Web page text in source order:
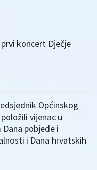
koncert Dječje
Općinskog
vijenac u
pobjede i
i Dana hrvatskih